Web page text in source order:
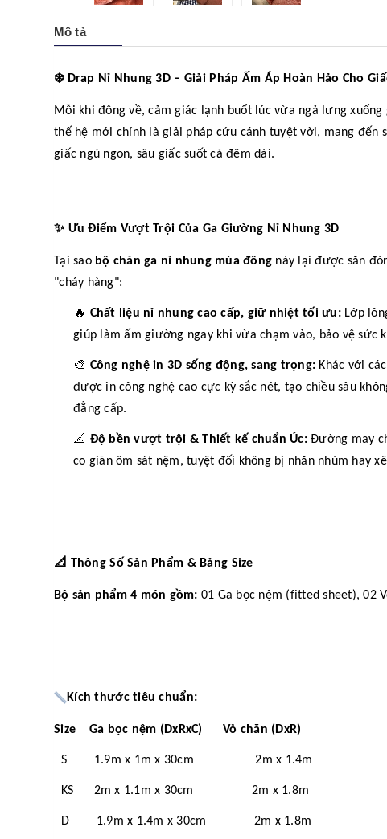
Mô tả
❄️Drap Nỉ Nhung 3D – Giải Pháp Ấm Áp Hoàn Hảo Cho
Mỗi khi đông về, cảm giác lạnh buốt lúc vừa ngả lưng
thế hệ mới chính là giải pháp cứu cánh tuyệt vời, mang
giấc ngủ ngon, sâu giấc suốt cả đêm dài.
✨Ưu Điểm Vượt Trội Của Ga Giường Nỉ Nhung 3D
Tại sao bộ chăn ga nỉ nhung mùa đông này lại được săn
"cháy hàng":
🔥 Chất liệu nỉ nhung cao cấp, giữ nhiệt tối ưu:Lớp
giúp làm ấm giường ngay khi vừa chạm vào, bảo vệ sức
🎨 Công nghệ in 3D sống động, sang trọng: Khác với
được in công nghệ cao cực kỳ sắc nét, tạo chiều sâu
đẳng cấp.
📐 Độ bền vượt trội & Thiết kế chuẩn Úc:Đường may
co giãn ôm sát nệm, tuyệt đối không bị nhăn nhúm hay
📐 Thông Số Sản Phẩm & Bảng Size
Bộ sản phẩm 4 món gồm: 01 Ga bọc nệm (fitted sheet), 02
Kích thước tiêu chuẩn:
Size Ga bọc nệm (DxRxC) Vỏ chăn (DxR)
S 1.9m x 1m x 30cm 2m x 1.4m
KS 2m x 1.1m x 30cm 2m x 1.8m
D 1.9m x 1.4m x 30cm 2m x 1.8m